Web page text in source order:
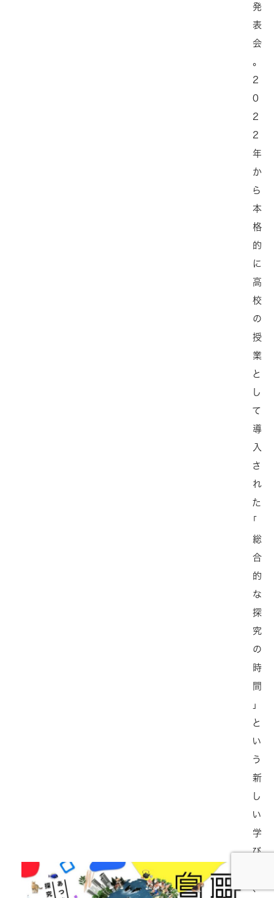
発
表
会
。
2
0
2
2
年
か
ら
本
格
的
に
高
校
の
授
業
と
し
て
導
入
さ
れ
た
「
総
合
的
な
探
究
の
時
間
」
と
い
う
新
し
い
学
び
、